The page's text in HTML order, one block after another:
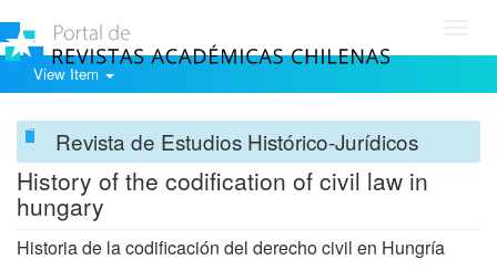
View Item
Revista de Estudios Histórico-Jurídicos
History of the codification of civil law in
hungary
Historia de la codificación del derecho civil en Hungría